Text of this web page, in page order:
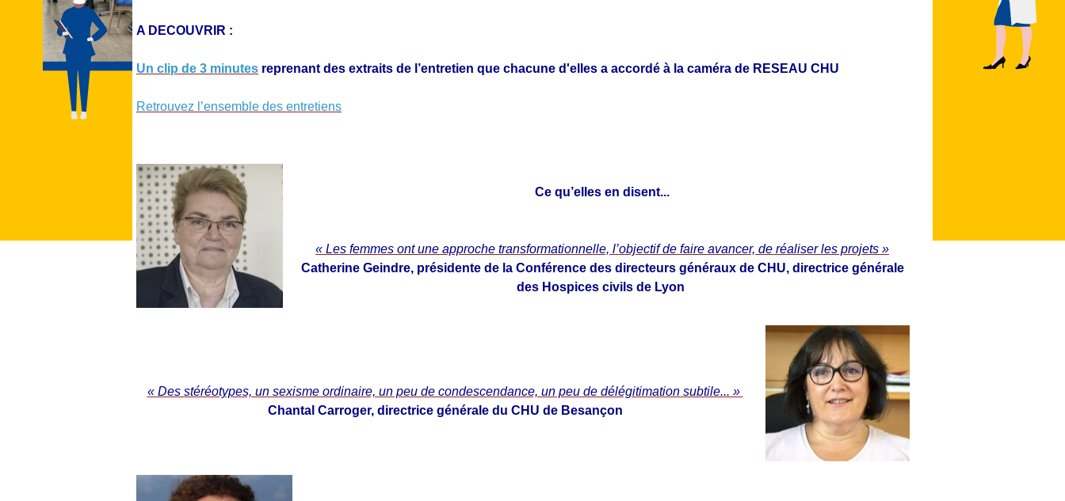
A DECOUVRIR :
Un clip de 3 minutes reprenant des extraits de l’entretien que chacune d'elles a accordé à la caméra de RESEAU CHU
Retrouvez l’ensemble des entretiens
Ce qu’elles en disent...
« Les femmes ont une approche transformationnelle, l’objectif de faire avancer, de réaliser les projets »
Catherine Geindre, présidente de la Conférence des directeurs généraux de CHU, directrice générale
des Hospices civils de Lyon
« Des stéréotypes, un sexisme ordinaire, un peu de condescendance, un peu de délégitimation subtile... »
Chantal Carroger, directrice générale du CHU de Besançon